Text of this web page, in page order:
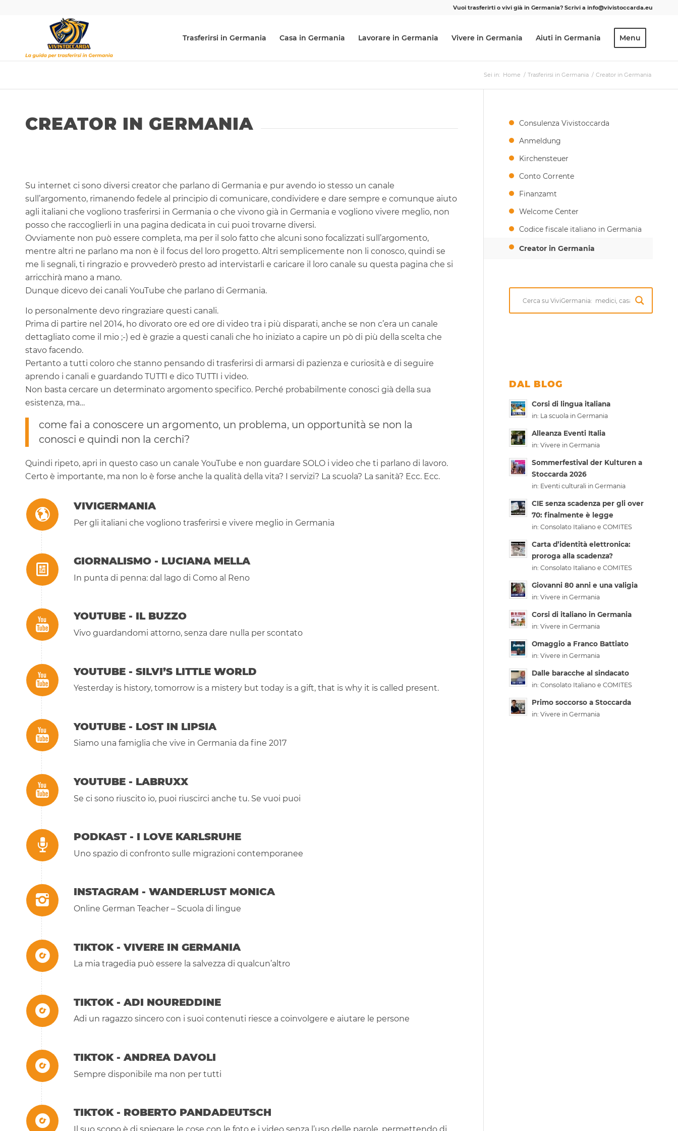
Vuoi trasferirti o vivi già in Germania? Scrivi a info@vivistoccarda.eu
Trasferirsi in Germania Casa in Germania Lavorare in Germania Vivere in Germania Aiuti in Germania Menu
Sei in: Home / Trasferirsi in Germania / Creator in Germania
CREATOR IN GERMANIA
Su internet ci sono diversi creator che parlano di Germania e pur avendo io stesso un canale
sull’argomento, rimanendo fedele al principio di comunicare, condividere e dare sempre e comunque aiuto
agli italiani che vogliono trasferirsi in Germania o che vivono già in Germania e vogliono vivere meglio, non
posso che raccoglierli in una pagina dedicata in cui puoi trovarne diversi.
Ovviamente non può essere completa, ma per il solo fatto che alcuni sono focalizzati sull’argomento,
mentre altri ne parlano ma non è il focus del loro progetto. Altri semplicemente non li conosco, quindi se
me li segnali, ti ringrazio e provvederò presto ad intervistarli e caricare il loro canale su questa pagina che si
arricchirà mano a mano.
Dunque dicevo dei canali YouTube che parlano di Germania.
Io personalmente devo ringraziare questi canali.
Prima di partire nel 2014, ho divorato ore ed ore di video tra i più disparati, anche se non c’era un canale
dettagliato come il mio ;-) ed è grazie a questi canali che ho iniziato a capire un pò di più della scelta che
stavo facendo.
Pertanto a tutti coloro che stanno pensando di trasferirsi di armarsi di pazienza e curiosità e di seguire
aprendo i canali e guardando TUTTI e dico TUTTI i video.
Non basta cercare un determinato argomento specifico. Perché probabilmente conosci già della sua
esistenza, ma…
come fai a conoscere un argomento, un problema, un opportunità se non la
conosci e quindi non la cerchi?
Quindi ripeto, apri in questo caso un canale YouTube e non guardare SOLO i video che ti parlano di lavoro.
Certo è importante, ma non lo è forse anche la qualità della vita? I servizi? La scuola? La sanità? Ecc. Ecc.
VIVIGERMANIA
Per gli italiani che vogliono trasferirsi e vivere meglio in Germania
GIORNALISMO - LUCIANA MELLA
In punta di penna: dal lago di Como al Reno
YOUTUBE - IL BUZZO
Vivo guardandomi attorno, senza dare nulla per scontato
YOUTUBE - SILVI’S LITTLE WORLD
Yesterday is history, tomorrow is a mistery but today is a gift, that is why it is called present.
YOUTUBE - LOST IN LIPSIA
Siamo una famiglia che vive in Germania da fine 2017
YOUTUBE - LABRUXX
Se ci sono riuscito io, puoi riuscirci anche tu. Se vuoi puoi
PODKAST - I LOVE KARLSRUHE
Uno spazio di confronto sulle migrazioni contemporanee
INSTAGRAM - WANDERLUST MONICA
Online German Teacher – Scuola di lingue
TIKTOK - VIVERE IN GERMANIA
La mia tragedia può essere la salvezza di qualcun’altro
TIKTOK - ADI NOUREDDINE
Adi un ragazzo sincero con i suoi contenuti riesce a coinvolgere e aiutare le persone
TIKTOK - ANDREA DAVOLI
Sempre disponibile ma non per tutti
TIKTOK - ROBERTO PANDADEUTSCH
Consulenza Vivistoccarda
Anmeldung
Kirchensteuer
Conto Corrente
Finanzamt
Welcome Center
Codice fiscale italiano in Germania
Creator in Germania
DAL BLOG
Corsi di lingua italiana
in: La scuola in Germania
Alleanza Eventi Italia
in:Vivere in Germania
Sommerfestival der Kulturen a
Stoccarda 2026
in: Eventi culturali in Germania
CIE senza scadenza per gli over
70: finalmente è legge
in:Consolato Italiano e COMITES
Carta d’identità elettronica:
proroga alla scadenza?
in:Consolato Italiano e COMITES
Giovanni 80 anni e una valigia
in:Vivere in Germania
Corsi di italiano in Germania
in:Vivere in Germania
Omaggio a Franco Battiato
in:Vivere in Germania
Dalle baracche al sindacato
in:Consolato Italiano e COMITES
Primo soccorso a Stoccarda
in:Vivere in Germania